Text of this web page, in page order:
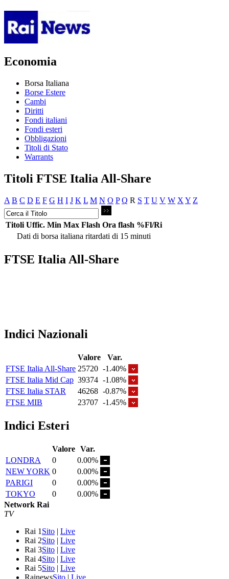
Economia
Borsa Italiana
Borse Estere
Cambi
Diritti
Fondi italiani
Fondi esteri
Obbligazioni
Titoli di Stato
Warrants
Titoli FTSE Italia All-Share
A B C D E F G H I J K L M N O P Q R S T U V W X Y Z
Titoli Uffic. Min Max Flash Ora flash %Fl/Ri
Dati di borsa italiana ritardati di 15 minuti
FTSE Italia All-Share
Indici Nazionali
Valore
Var.
FTSE Italia All-Share 25720 -1.40%
FTSE Italia Mid Cap 39374 -1.08%
FTSE Italia STAR
46268 -0.87%
FTSE MIB
23707 -1.45%
Indici Esteri
Valore Var.
LONDRA
0
0.00%
NEW YORK 0
0.00%
PARIGI
0
0.00%
TOKYO
0
0.00%
Network Rai
TV
Rai 1 Sito | Live
Rai 2Sito | Live
Rai 3Sito | Live
Rai 4Sito | Live
Rai 5Sito | Live
RainewsSito | Live